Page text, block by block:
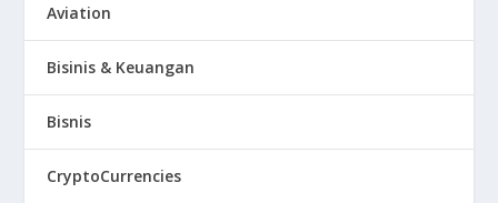
Aviation
Bisinis & Keuangan
Bisnis
CryptoCurrencies